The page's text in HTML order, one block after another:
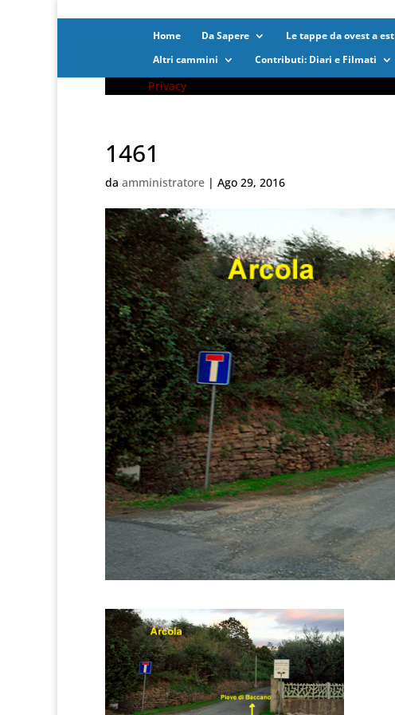
Privacy
Home Da Sapere Le tappe da ovest a est
Altri cammini
Contributi: Diari e Filmati
1461
da amministratore | Ago 29, 2016